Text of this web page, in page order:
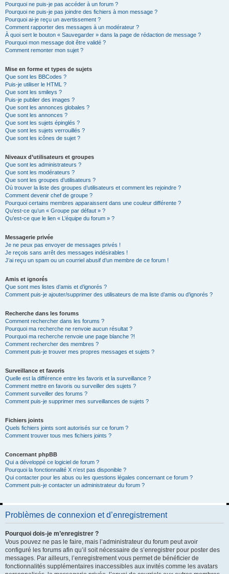
Pourquoi ne puis-je pas accéder à un forum ?
Pourquoi ne puis-je pas joindre des fichiers à mon message ?
Pourquoi ai-je reçu un avertissement ?
Comment rapporter des messages à un modérateur ?
À quoi sert le bouton « Sauvegarder » dans la page de rédaction de message ?
Pourquoi mon message doit être validé ?
Comment remonter mon sujet ?
Mise en forme et types de sujets
Que sont les BBCodes ?
Puis-je utiliser le HTML ?
Que sont les smileys ?
Puis-je publier des images ?
Que sont les annonces globales ?
Que sont les annonces ?
Que sont les sujets épinglés ?
Que sont les sujets verrouillés ?
Que sont les icônes de sujet ?
Niveaux d’utilisateurs et groupes
Que sont les administrateurs ?
Que sont les modérateurs ?
Que sont les groupes d’utilisateurs ?
Où trouver la liste des groupes d’utilisateurs et comment les rejoindre ?
Comment devenir chef de groupe ?
Pourquoi certains membres apparaissent dans une couleur différente ?
Qu’est-ce qu’un « Groupe par défaut » ?
Qu’est-ce que le lien « L’équipe du forum » ?
Messagerie privée
Je ne peux pas envoyer de messages privés !
Je reçois sans arrêt des messages indésirables !
J’ai reçu un spam ou un courriel abusif d’un membre de ce forum !
Amis et ignorés
Que sont mes listes d’amis et d’ignorés ?
Comment puis-je ajouter/supprimer des utilisateurs de ma liste d’amis ou d’ignorés ?
Recherche dans les forums
Comment rechercher dans les forums ?
Pourquoi ma recherche ne renvoie aucun résultat ?
Pourquoi ma recherche renvoie une page blanche ?!
Comment rechercher des membres ?
Comment puis-je trouver mes propres messages et sujets ?
Surveillance et favoris
Quelle est la différence entre les favoris et la surveillance ?
Comment mettre en favoris ou surveiller des sujets ?
Comment surveiller des forums ?
Comment puis-je supprimer mes surveillances de sujets ?
Fichiers joints
Quels fichiers joints sont autorisés sur ce forum ?
Comment trouver tous mes fichiers joints ?
Concernant phpBB
Qui a développé ce logiciel de forum ?
Pourquoi la fonctionnalité X n’est pas disponible ?
Qui contacter pour les abus ou les questions légales concernant ce forum ?
Comment puis-je contacter un administrateur du forum ?
Problèmes de connexion et d’enregistrement
Pourquoi dois-je m’enregistrer ?
Vous pouvez ne pas le faire, mais l’administrateur du forum peut avoir
configuré les forums afin qu’il soit nécessaire de s’enregistrer pour poster des
messages. Par ailleurs, l’enregistrement vous permet de bénéficier de
fonctionnalités supplémentaires inaccessibles aux invités comme les avatars